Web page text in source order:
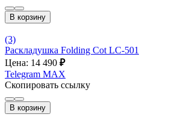
В корзину
(3)
Раскладушка Folding Cot LC-501
Цена: 14 490 ₽
Telegram MAX
Скопировать ссылку
В корзину